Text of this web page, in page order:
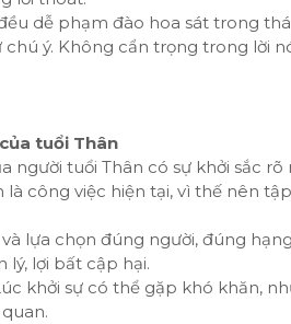
dễ phạm đào hoa sát trong
ý. Không cẩn trọng trong lời
tuổi Thân
người tuổi Thân có sự khởi sắc
là công việc hiện tại, vì thế nên
lựa chọn đúng người, đúng
lợi bất cập hại.
khởi sự có thể gặp khó khăn,